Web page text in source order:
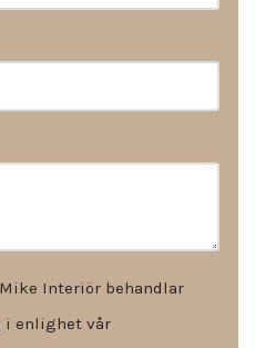
Interiör behandlar
i enlighet vår